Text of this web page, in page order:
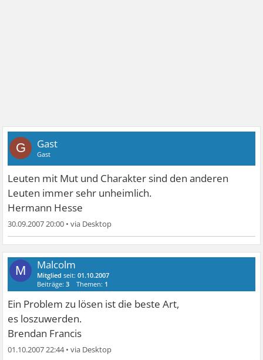
G Gast
Gast
Leuten mit Mut und Charakter sind den anderen
Leuten immer sehr unheimlich.
Hermann Hesse
30.09.2007 20:00 •
M Malcolm
Mitglied seit:01.10.2007
Beiträge:3 Themen: 1
Ein Problem zu lösen ist die beste Art,
es loszuwerden.
Brendan Francis
01.10.2007 22:44•